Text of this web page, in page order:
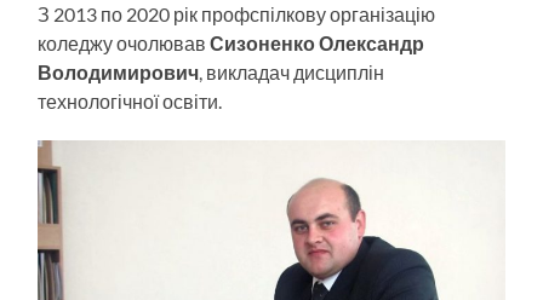
З 2013 по 2020 рік профспілкову організацію
коледжу очолювавСизоненко Олександр
Володимирович , викладач дисциплін
технологічної освіти.